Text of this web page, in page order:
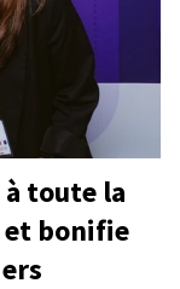
à toute la
bonifie